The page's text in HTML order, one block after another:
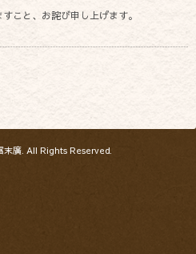
こと、お詫び申し上げます。
廣. All Rights Reserved.